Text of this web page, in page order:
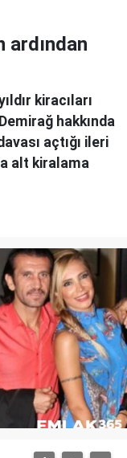
ardından
kiracıları
hakkında
açtığı ileri
alt kiralama